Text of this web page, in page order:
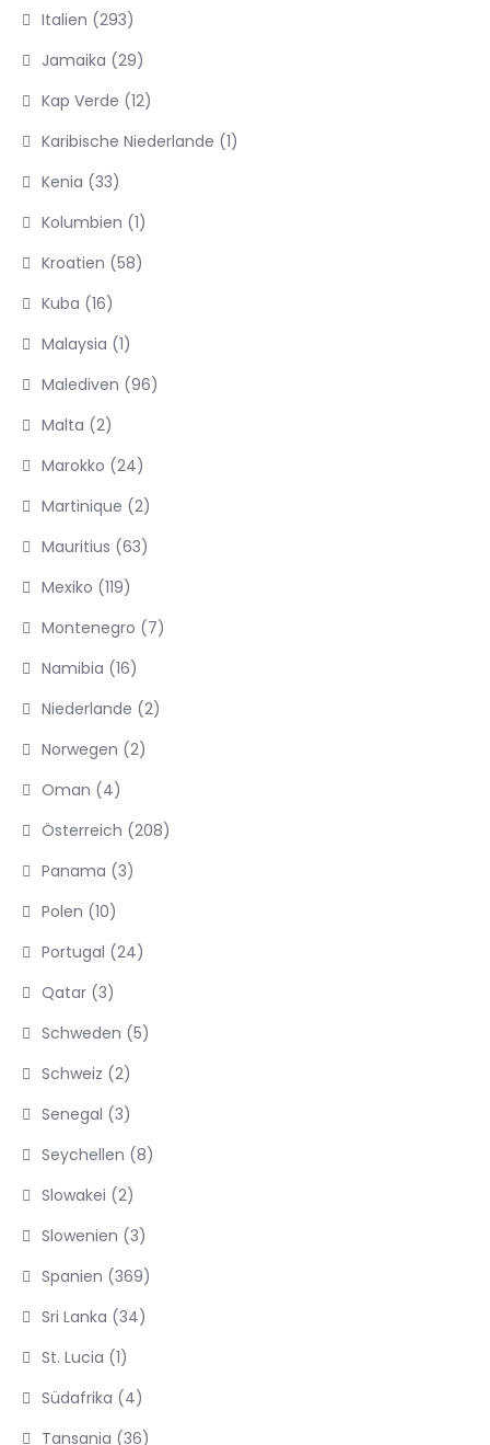
Italien (293)
Jamaika (29)
Kap Verde (12)
Karibische Niederlande (1)
Kenia (33)
Kolumbien (1)
Kroatien (58)
Kuba (16)
Malaysia (1)
Malediven (96)
Malta (2)
Marokko (24)
Martinique (2)
Mauritius (63)
Mexiko (119)
Montenegro (7)
Namibia (16)
Niederlande (2)
Norwegen (2)
Oman (4)
Österreich (208)
Panama (3)
Polen (10)
Portugal (24)
Qatar (3)
Schweden (5)
Schweiz (2)
Senegal (3)
Seychellen (8)
Slowakei (2)
Slowenien (3)
Spanien (369)
Sri Lanka (34)
St. Lucia (1)
Südafrika (4)
Tansania (36)